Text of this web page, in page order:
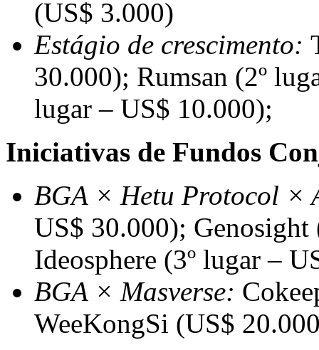
(US$ 3.000)
Estágio de crescimento:
30.000); Rumsan (2º
lugar – US$ 10.000);
Iniciativas de Fundos
BGA × Hetu Protocol ×
US$ 30.000);
Ideosphere (3º lugar –
BGA × Masverse:
WeeKongSi (US$